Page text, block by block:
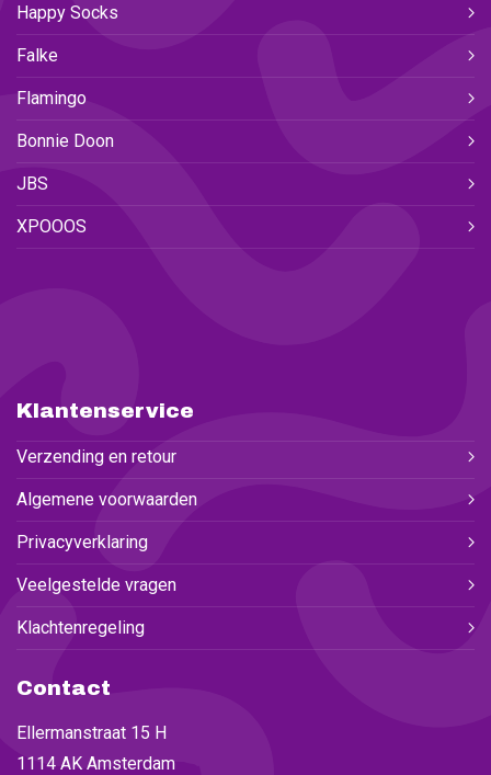
Happy Socks
Falke
Flamingo
Bonnie Doon
JBS
XPOOOS
Klantenservice
Verzending en retour
Algemene voorwaarden
Privacyverklaring
Veelgestelde vragen
Klachtenregeling
Contact
Ellermanstraat 15 H
1114 AK Amsterdam